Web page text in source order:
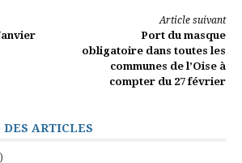
Article suivant
Port du masque
obligatoire dans toutes les
communes de l’Oise à
compter du 27 février
DES ARTICLES